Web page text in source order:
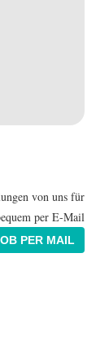
von uns für
per E-Mail
PER MAIL